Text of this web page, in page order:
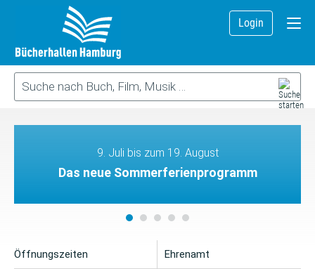
Login
9. Juli bis zum 19. August
Das neue Sommerferienprogramm
Öffnungszeiten Ehrenamt